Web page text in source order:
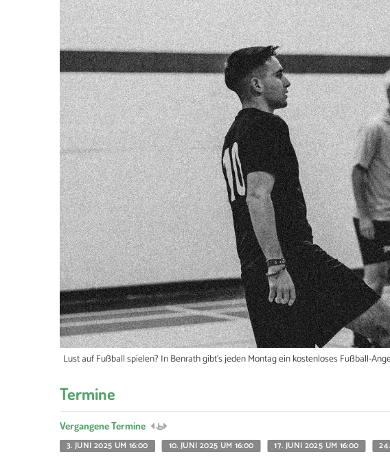
Lust auf Fußball spielen? In Benrath gibt's jeden Montag ein kostenloses Fußball-
Termine
Vergangene Termine
3. JUNI 2025 UM 16:00
10. JUNI 2025 UM 16:00 17. JUNI 2025 UM 16:00